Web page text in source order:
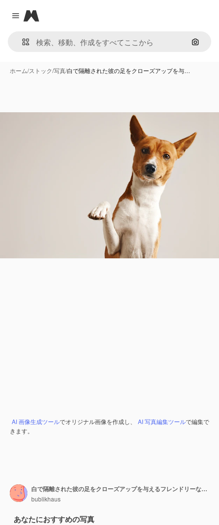
Close menu
Magnific
画像で
ホーム/ストック/写真/白で隔離された彼の足をクローズアップを与…
AI 画像生成ツールでオリジナル画像を作成し、 AI 写真編集ツールで編集で
きます。
白で隔離された彼の足をクローズアップを与えるフレンドリーなスマートバセンジー犬
bublikhaus
あなたにおすすめの写真